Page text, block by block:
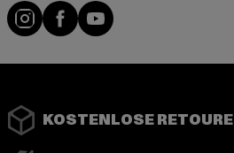
Instagram
FacebookYouTube
KOSTENLOSE RETOURE